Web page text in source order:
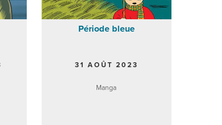
Période bleue
31 AOÛT 2023
Manga